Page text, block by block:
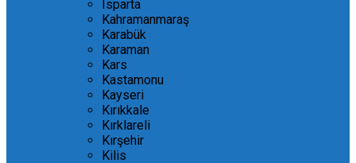
Isparta
Kahramanmaraş
Karabük
Karaman
Kars
Kastamonu
Kayseri
Kırıkkale
Kırklareli
Kırşehir
Kilis